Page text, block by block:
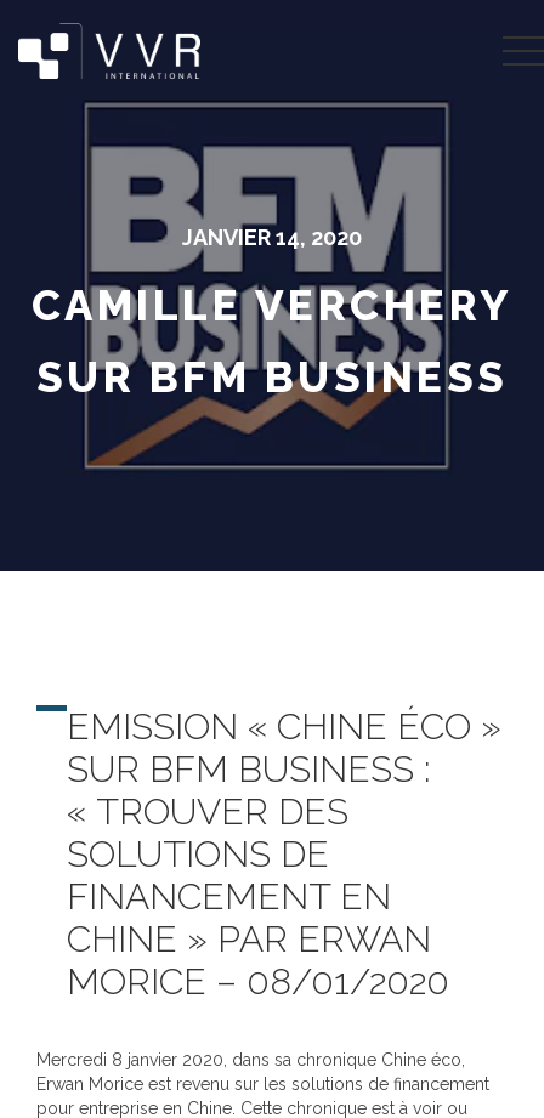
JANVIER 14, 2020
CAMILLE VERCHERY
SUR BFM BUSINESS
EMISSION « CHINE ÉCO »
SUR BFM BUSINESS :
« TROUVER DES
SOLUTIONS DE
FINANCEMENT EN
CHINE » PAR ERWAN
MORICE – 08/01/2020
Mercredi 8 janvier 2020, dans sa chronique Chine éco,
Erwan Morice est revenu sur les solutions de financement
pour entreprise en Chine. Cette chronique est à voir ou